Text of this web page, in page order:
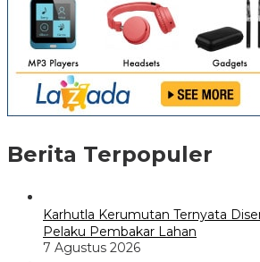
Berita Terpopuler
Karhutla Kerumutan Ternyata
Pelaku Pembakar Lahan
7 Agustus 2026